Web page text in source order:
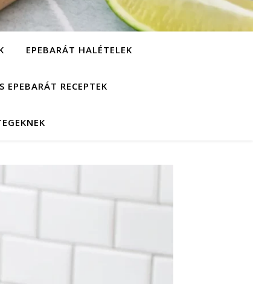
EPEBARÁT HALÉTELEK
EPEBARÁT RECEPTEK